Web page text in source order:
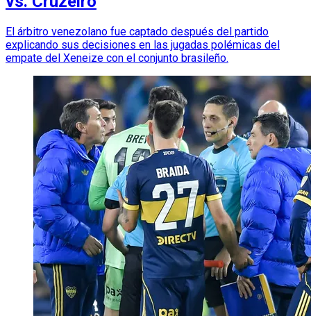
El árbitro venezolano fue captado después del partido
explicando sus decisiones en las jugadas polémicas del
empate del Xeneize con el conjunto brasileño.